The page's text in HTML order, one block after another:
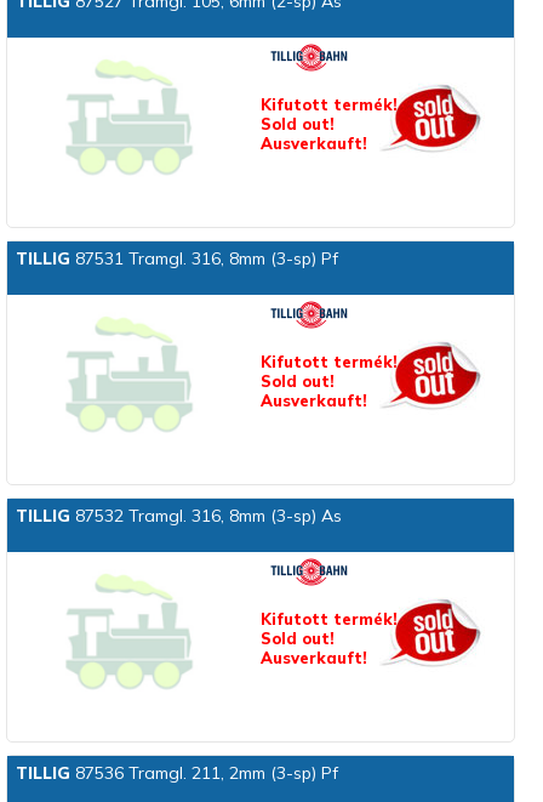
Kifutott termék!
Sold out!
Ausverkauft!
TILLIG 87531 Tramgl. 316, 8mm (3-sp) Pf
Kifutott termék!
Sold out!
Ausverkauft!
TILLIG 87532 Tramgl. 316, 8mm (3-sp) As
Kifutott termék!
Sold out!
Ausverkauft!
TILLIG 87536 Tramgl. 211, 2mm (3-sp) Pf